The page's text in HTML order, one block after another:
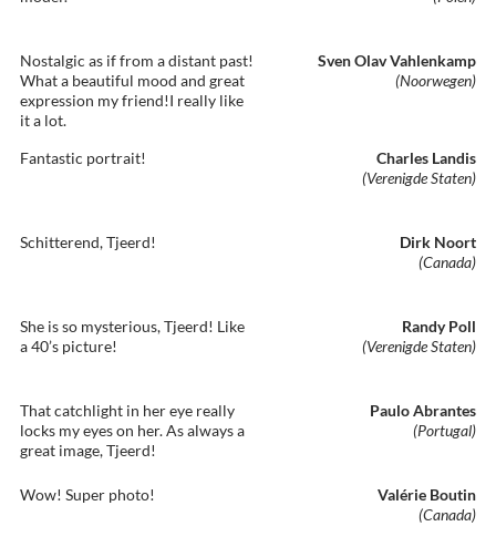
Nostalgic as if from a distant past!
What a beautiful mood and great
expression my friend!I really like
it a lot.
Sven Olav Vahlenkamp
(Noorwegen)
Fantastic portrait!
Charles Landis
(Verenigde Staten)
Schitterend, Tjeerd!
Dirk Noort
(Canada)
She is so mysterious, Tjeerd! Like
a 40’s picture!
Randy Poll
(Verenigde Staten)
That catchlight in her eye really
locks my eyes on her. As always a
great image, Tjeerd!
Paulo Abrantes
(Portugal)
Wow! Super photo!
Valérie Boutin
(Canada)